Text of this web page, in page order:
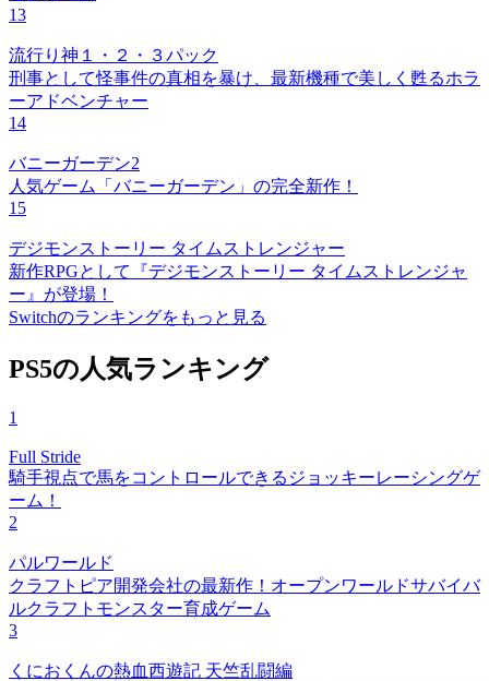
13
流行り神１・２・３パック
刑事として怪事件の真相を暴け、最新機種で美しく甦るホラ
ーアドベンチャー
14
バニーガーデン2
人気ゲーム「バニーガーデン」の完全新作！
15
デジモンストーリー タイムストレンジャー
新作RPGとして『デジモンストーリー タイムストレンジャ
ー』が登場！
Switchのランキングをもっと見る
PS5の人気ランキング
1
Full Stride
騎手視点で馬をコントロールできるジョッキーレーシングゲ
ーム！
2
パルワールド
クラフトピア開発会社の最新作！オープンワールドサバイバ
ルクラフトモンスター育成ゲーム
3
くにおくんの熱血西遊記 天竺乱闘編